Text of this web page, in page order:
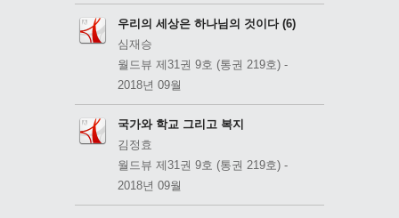
우리의 세상은 하나님의 것이다 (6)
심재승
월드뷰 제31권 9호 (통권 219호) -
2018년 09월
국가와 학교 그리고 복지
김정효
월드뷰 제31권 9호 (통권 219호) -
2018년 09월